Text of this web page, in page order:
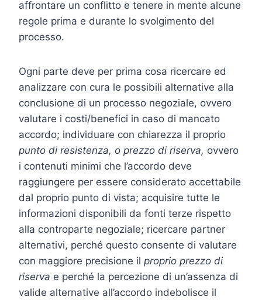
affrontare un conflitto e tenere in mente alcune
regole prima e durante lo svolgimento del
processo.
Ogni parte deve per prima cosa ricercare ed
analizzare con cura le possibili alternative alla
conclusione di un processo negoziale, ovvero
valutare i costi/benefici in caso di mancato
accordo; individuare con chiarezza il proprio
punto di resistenza, o prezzo di riserva, ovvero
i contenuti minimi che l’accordo deve
raggiungere per essere considerato accettabile
dal proprio punto di vista; acquisire tutte le
informazioni disponibili da fonti terze rispetto
alla controparte negoziale; ricercare partner
alternativi, perché questo consente di valutare
con maggiore precisione il proprio prezzo di
riserva e perché la percezione di un’assenza di
valide alternative all’accordo indebolisce il